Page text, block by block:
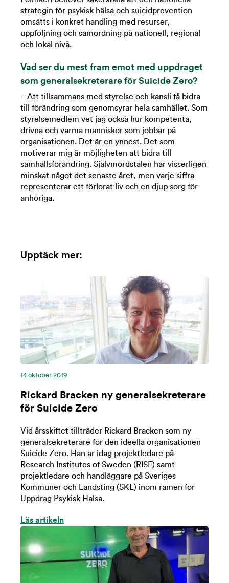
strategin för psykisk hälsa och suicidprevention
omsätts i konkret handling med resurser,
uppföljning och samordning på nationell, regional
och lokal nivå.
Vad ser du mest fram emot med uppdraget
som generalsekreterare för Suicide Zero?
– Att tillsammans med styrelse och kansli få bidra
till förändring som genomsyrar hela samhället. Som
styrelsemedlem vet jag också hur kompetenta,
drivna och varma människor som jobbar på
organisationen. Det är en ynnest. Det som
motiverar mig är möjligheten att bidra till
samhällsförändring. Självmordstalen har visserligen
minskat något det senaste året, men varje siffra
representerar ett förlorat liv och en djup sorg för
anhöriga.
Upptäck mer:
14 oktober 2019
Rickard Bracken ny generalsekreterare
för Suicide Zero
Vid årsskiftet tillträder Rickard Bracken som ny
generalsekreterare för den ideella organisationen
Suicide Zero. Han är idag projektledare på
Research Institutes of Sweden (RISE) samt
projektledare och handläggare på Sveriges
Kommuner och Landsting (SKL) inom ramen för
Uppdrag Psykisk Hälsa.
Läs artikeln